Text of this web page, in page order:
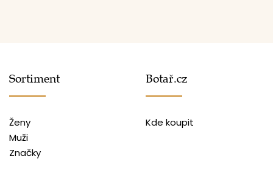
Sortiment
Ženy
Muži
Značky
Botař.cz
Kde koupit